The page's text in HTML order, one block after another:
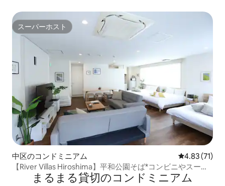
スーパーホスト
スーパーホスト
中区のコンドミニアム レビュー71
4.83 (71)
【River Villas Hiroshima】平和公園そば*コンビニやスーパ
ーも徒歩圏内まるまる貸切のコンドミニアム